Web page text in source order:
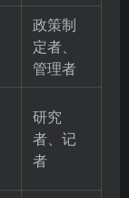
政策制
定者、
管理者
研究
者、记
者